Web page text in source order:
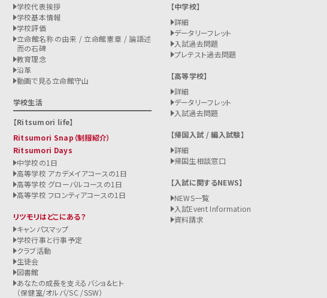
学校代表挨拶
学校基本情報
学校評価
立命館名称の由来 / 立命館憲章 / 論語述
而の石碑
教育理念
沿革
動画で見る立命館守山
学校生活
Ritsumori life
Ritsumori Snap（制服紹介）
Ritsumori Days
中学校の1日
高等学校 アカデメイアコースの1日
高等学校 グローバルコースの1日
高等学校 フロンティアコースの1日
リツモリはどこにある？
キャンパスマップ
学校行事と行事予定
クラブ活動
生徒会
図書館
あなたの成長を支えるバショ&ヒト
（保健室/オルバ/SC /SSW）
中学校
詳細
データリーフレット
入試過去問題
プレテスト過去問題
高等学校
詳細
データリーフレット
入試過去問題
帰国入試 / 編入試験
詳細
帰国生相談窓口
入試に関するNEWS
NEWS一覧
入試Event Information
資料請求